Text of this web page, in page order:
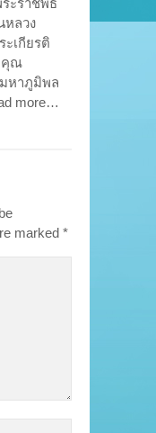
ะราชพิธี
หลวง
ะเกียรติ
คุณ
หาภูมิพล
more…
marked *